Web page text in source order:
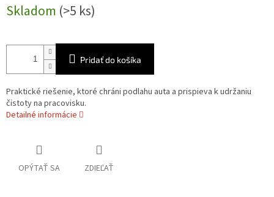
cena:
Skladom (>5 ks)
Pridať do košíka
Praktické riešenie, ktoré chráni podlahu auta a prispieva k udržaniu
čistoty na pracovisku.
Detailné informácie
OPÝTAŤ SA ZDIEĽAŤ